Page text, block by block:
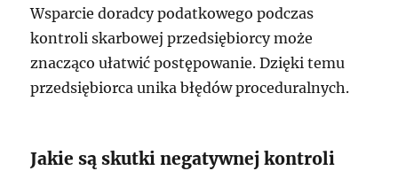
Wsparcie doradcy podatkowego podczas
kontroli skarbowej przedsiębiorcy może
znacząco ułatwić postępowanie. Dzięki temu
przedsiębiorca unika błędów proceduralnych.
Jakie są skutki negatywnej kontroli